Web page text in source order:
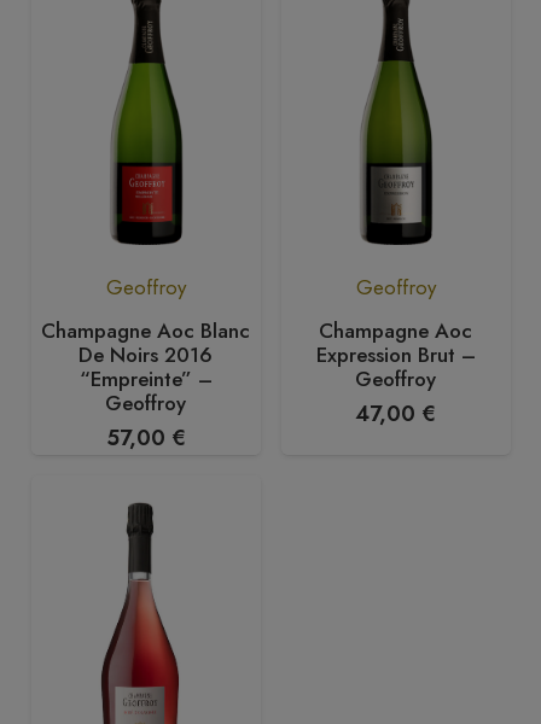
Geoffroy
Champagne Aoc Blanc
De Noirs 2016
“Empreinte” –
Geoffroy
57,00 €
Geoffroy
Champagne Aoc
Expression Brut –
Geoffroy
47,00 €